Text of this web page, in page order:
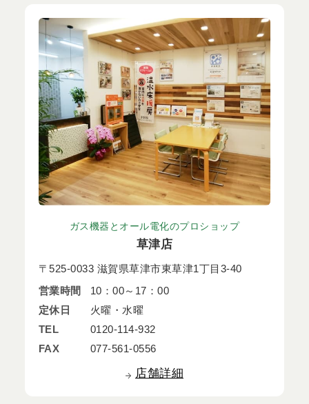
ガス機器とオール電化のプロショップ
草津店
〒525-0033 滋賀県草津市東草津1丁目3-40
営業時間
10：00～17：00
定休日
火曜・水曜
TEL
0120-114-932
FAX
077-561-0556
店舗詳細